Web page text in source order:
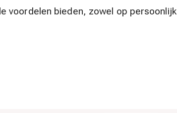
voordelen bieden, zowel op persoonlijk